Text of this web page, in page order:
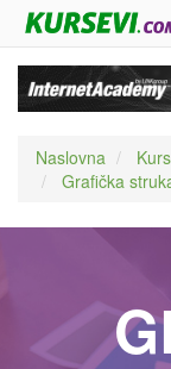
Naslovna
Grafička